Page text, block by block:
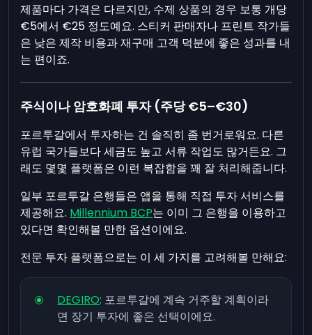
제품마다 가격은 다르지만, 수제 상품의 경우 보통 개당
€5에서 €25 정도예요. 스티커 판매자나 프린트 작가들
은 낮은 제작 비용과 재구매 고객 덕분에 좋은 성과를 내
는 편이죠.
주식이나 암호화폐 투자 (주당 €5–€30)
포르투갈에서 투자하는 건 솔직히 좀 번거로워요. 다른
유럽 국가들보다 세금도 높고 서류 작업도 많거든요. 그
래도 몇몇 플랫폼은 이런 복잡함을 꽤 잘 처리해줍니다.
일부 포르투갈 은행들은 앱을 통해 직접 투자 서비스를
제공해요. Millennium BCP는 이미 그 은행을 이용하고
있다면 확인해볼 만한 옵션이에요.
전문 투자 플랫폼으로는 이 세 가지를 고려해볼 만해요:
DEGIRO: 포르투갈에 계속 거주할 계획이라
면 장기 투자에 좋은 선택이에요.